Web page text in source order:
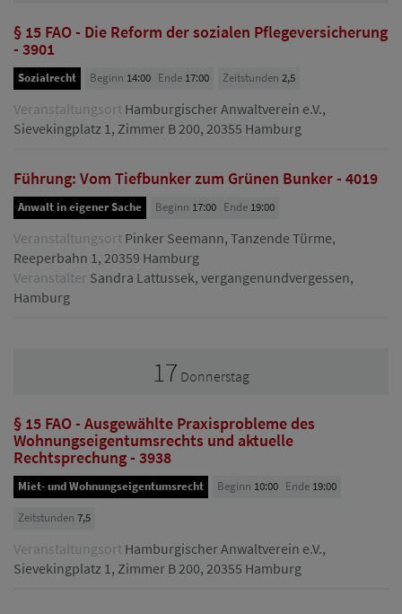
§ 15 FAO - Die Reform der sozialen Pflegeversicherung
- 3901
Sozialrecht Beginn 14:00 Ende 17:00 Zeitstunden 2,5
Veranstaltungsort Hamburgischer Anwaltverein e.V.,
Sievekingplatz 1, Zimmer B 200, 20355 Hamburg
Führung: Vom Tiefbunker zum Grünen Bunker - 4019
Anwalt in eigener Sache Beginn 17:00 Ende 19:00
Veranstaltungsort Pinker Seemann, Tanzende Türme,
Reeperbahn 1, 20359 Hamburg
Veranstalter Sandra Lattussek, vergangenundvergessen,
Hamburg
17 Donnerstag
§ 15 FAO - Ausgewählte Praxisprobleme des
Wohnungseigentumsrechts und aktuelle
Rechtsprechung - 3938
Miet- und Wohnungseigentumsrecht Beginn 10:00 Ende 19:00
Zeitstunden 7,5
Veranstaltungsort Hamburgischer Anwaltverein e.V.,
Sievekingplatz 1, Zimmer B 200, 20355 Hamburg